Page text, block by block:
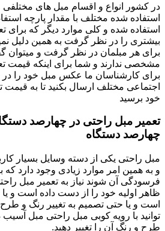
در کشور انواع و اقسام مبل های مختلفی
استفاده شده مختلف با مقدار پارچه
استفاده شده و کلی موارد دیگر که برای
بیشتری را در نظر گرفت به همین دلیل
برای هر مبلمان در نظر گرفت و
مشخصی ندارند و شما برای اینکه قیمت
برای کارشناسان ما عکس مبل خود را در
اجتماعی مختلف ارسال بکنید تا به قیمت
خود برسید
تعمیر مبل راحتی در چهارصد
چهارصد دستگاه
مبل راحتی یکی از دسته وسایل بسیار
و به همین امر موارد زیادی وجود دارد
فرسودگی آن شوند نیاز به تعمیر مبل
ظاهر اولیه خود را از دست داده است و
است و یا حتی تصمیم به تغییر رنگ و
توانید با رویه کوبی مبل راحتی مبل آسیب
طرح و رنگ آن را تغییر دهید.